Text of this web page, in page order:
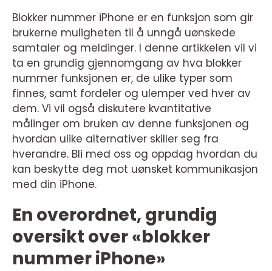
Blokker nummer iPhone er en funksjon som gir
brukerne muligheten til å unngå uønskede
samtaler og meldinger. I denne artikkelen vil vi
ta en grundig gjennomgang av hva blokker
nummer funksjonen er, de ulike typer som
finnes, samt fordeler og ulemper ved hver av
dem. Vi vil også diskutere kvantitative
målinger om bruken av denne funksjonen og
hvordan ulike alternativer skiller seg fra
hverandre. Bli med oss og oppdag hvordan du
kan beskytte deg mot uønsket kommunikasjon
med din iPhone.
En overordnet, grundig
oversikt over «blokker
nummer iPhone»